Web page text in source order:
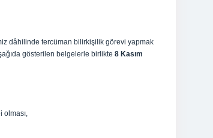
dâhilinde tercüman bilirkişilik görevi yapmak
gösterilen belgelerle birlikte 8 Kasım
olması,